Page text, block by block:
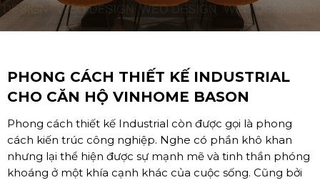
PHONG CÁCH THIẾT KẾ INDUSTRIAL
CHO CĂN HỘ VINHOME BASON
Phong cách thiết kế Industrial còn được gọi là phong
cách kiến trúc công nghiệp. Nghe có phần khô khan
nhưng lại thể hiện được sự mạnh mẽ và tinh thần phóng
khoáng ở một khía cạnh khác của cuộc sống. Cũng bởi